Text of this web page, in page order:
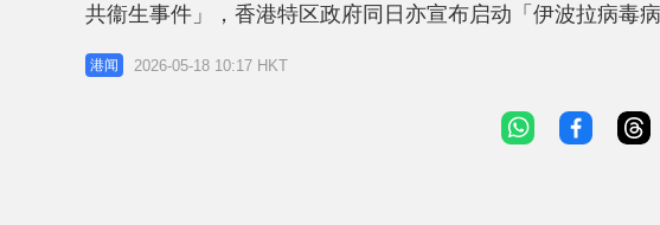
共衞生事件」，香港特区政府同日亦宣布启动「伊波拉病毒
输入本港。 感染及传染病科专科医生曾祈殷今早（18日）
病毒株，是较难应付的一种类型，欠缺特定疗法，预料未来
港闻 2026-05-18 10:17 HKT